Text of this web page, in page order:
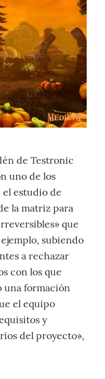
de Testronic
uno de los
el estudio de
la matriz para
que
subiendo
a rechazar
con los que
una formación
el equipo
y
del proyecto»,